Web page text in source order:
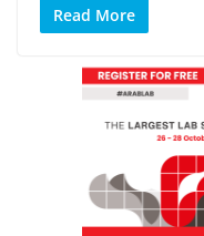
Read More